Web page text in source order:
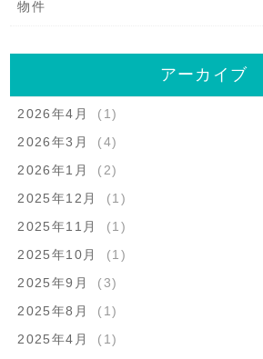
物件
アーカイブ
2026年4月
(1)
2026年3月
(4)
2026年1月
(2)
2025年12月
(1)
2025年11月
(1)
2025年10月
(1)
2025年9月
(3)
2025年8月
(1)
2025年4月
(1)